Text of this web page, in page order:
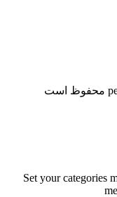
Set your categories